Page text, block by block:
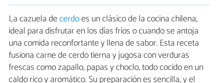
La cazuela decerdoes un clásico de la cocina chilena,
ideal para disfrutar en los días fríos o cuando se antoja
una comida reconfortante y llena de sabor. Esta receta
fusiona carne de cerdo tierna y jugosa con verduras
frescas como zapallo, papas y choclo, todo cocido en un
caldo rico y aromático. Su preparación es sencilla, y el